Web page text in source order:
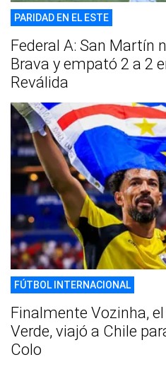
PARIDAD EN EL ESTE
Federal A: San Martín
Brava y empató 2 a 2
Reválida
FÚTBOL INTERNACIONAL
Finalmente Vozinha,
Verde, viajó a Chile
Colo